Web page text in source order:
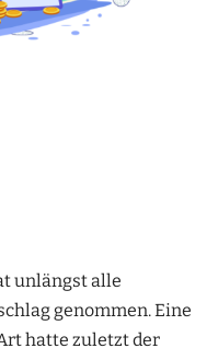
unlängst alle
genommen. Eine
hatte zuletzt der